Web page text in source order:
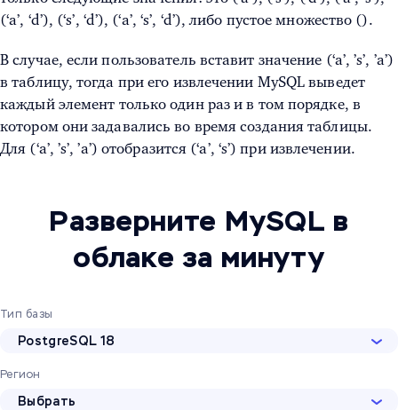
(‘a’, ‘d’), (‘s’, ‘d’), (‘a’, ‘s’, ‘d’), либо пустое множество ().
В случае, если пользователь вставит значение (‘a’, ’s’, ’a’)
в таблицу, тогда при его извлечении MySQL выведет
каждый элемент только один раз и в том порядке, в
котором они задавались во время создания таблицы.
Для (‘a’, ’s’, ’a’) отобразится (‘a’, ‘s’) при извлечении.
Разверните MySQL в
облаке за минуту
Тип базы
PostgreSQL 18
Регион
Выбрать